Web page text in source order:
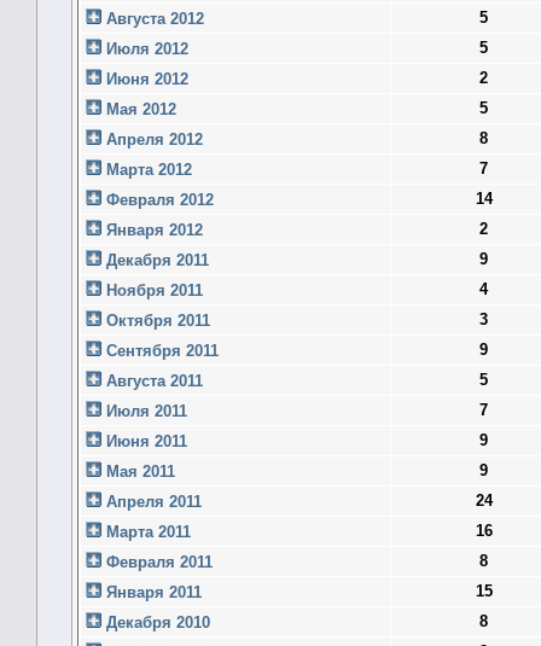
Августа 2012
5
Июля 2012
5
Июня 2012
2
Мая 2012
5
Апреля 2012
8
Марта 2012
7
Февраля 2012
14
Января 2012
2
Декабря 2011
9
Ноября 2011
4
Октября 2011
3
Сентября 2011
9
Августа 2011
5
Июля 2011
7
Июня 2011
9
Мая 2011
9
Апреля 2011
24
Марта 2011
16
Февраля 2011
8
Января 2011
15
Декабря 2010
8